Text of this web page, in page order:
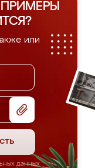
или
данных